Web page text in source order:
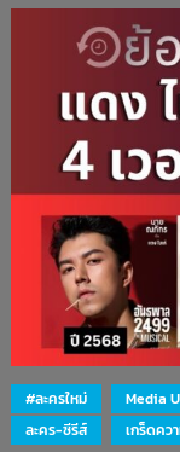
#ละครใหม่ Media
ละคร-ซีรีส์
เกร็ดคว